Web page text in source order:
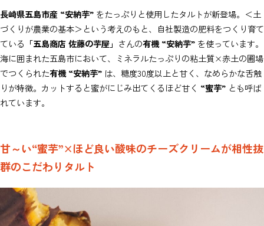
長崎県五島市産 “安納芋” をたっぷりと使用したタルトが新登場。＜土
づくりが農業の基本＞という考えのもと、自社製造の肥料をつくり育て
ている 「五島商店 佐藤の芋屋」 さんの有機 “安納芋” を使っています。
海に囲まれた五島市において、ミネラルたっぷりの粘土質×赤土の圃場
でつくられた有機 “安納芋” は、糖度30度以上と甘く、なめらかな舌触
りが特徴。カットすると蜜がにじみ出てくるほど甘く “蜜芋” とも呼ば
れています。
甘～い“蜜芋”×ほど良い酸味のチーズクリームが相性抜
群のこだわりタルト